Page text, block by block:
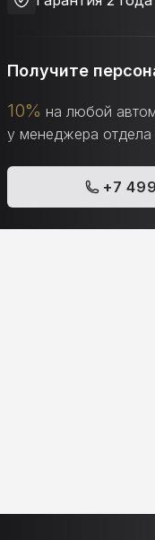
Получите
10% на любой
у менеджера
+7